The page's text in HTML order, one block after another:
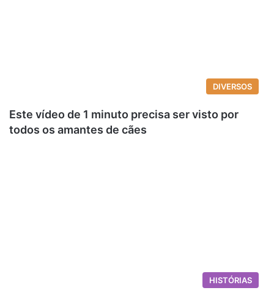
DIVERSOS
Este vídeo de 1 minuto precisa ser visto por
todos os amantes de cães
HISTÓRIAS